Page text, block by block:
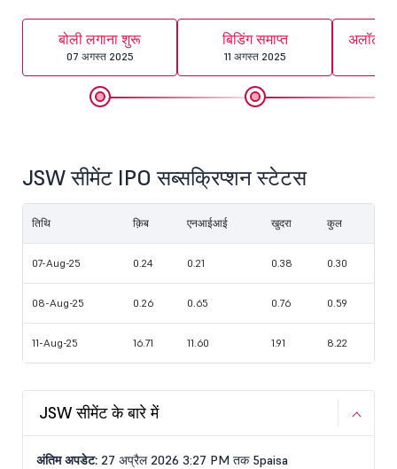
बोली लगाना शुरू
07 अगस्त 2025
बिडिंग समाप्त
11 अगस्त 2025
JSW सीमेंट IPO सब्सक्रिप्शन स्टेटस
तिथि क़िब एनआईआई खुदरा कुल
07-Aug-25 0.24 0.21 0.38 0.30
08-Aug-25 0.26 0.65 0.76 0.59
11-Aug-25 16.71 11.60 1.91 8.22
JSW सीमेंट के बारे में
अंतिम अपडेट: 27 अप्रैल 2026 3:27 PM तक 5paisa